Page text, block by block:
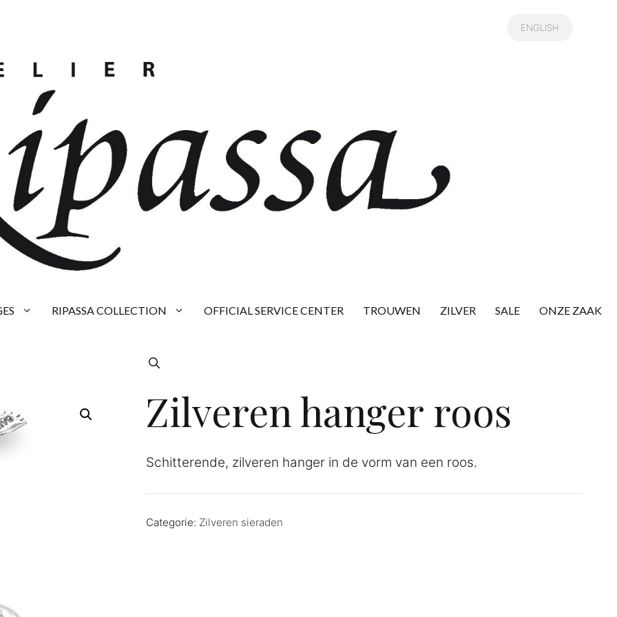
ENGLISH
RIPASSA COLLECTION OFFICIAL SERVICE CENTER TROUWEN ZILVER SALE ONZE ZAAK
Zilveren hanger roos
Schitterende, zilveren hanger in de vorm van een roos.
Categorie: Zilveren sieraden